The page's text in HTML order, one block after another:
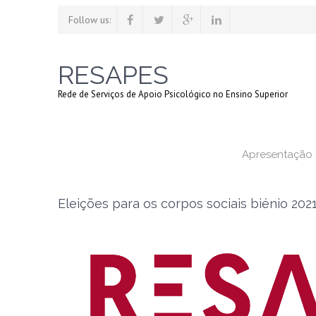
Follow us:
RESAPES
Rede de Serviços de Apoio Psicológico no Ensino Superior
Apresentação
Eleições para os corpos sociais biénio